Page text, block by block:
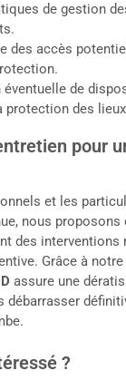
de gestion
des accès
éventuelle de
protection des
pour
et les
nous proposons
des interventions
Grâce à
assure une
débarrasser
?